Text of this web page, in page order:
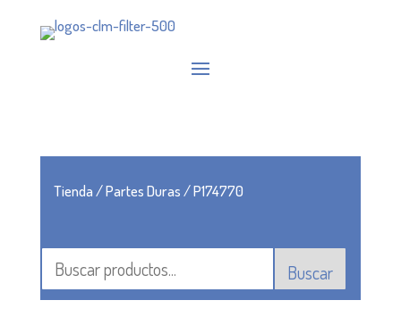
Tienda/Partes Duras/ P174770
Buscar